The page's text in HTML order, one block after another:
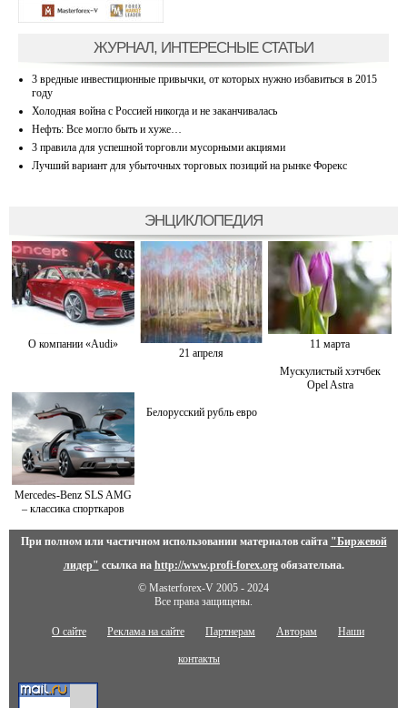
ЖУРНАЛ, ИНТЕРЕСНЫЕ СТАТЬИ
3 вредные инвестиционные привычки, от которых нужно избавиться в 2015
году
Холодная война с Россией никогда и не заканчивалась
Нефть: Все могло быть и хуже…
3 правила для успешной торговли мусорными акциями
Лучший вариант для убыточных торговых позиций на рынке Форекс
ЭНЦИКЛОПЕДИЯ
О компании «Audi»
21 апреля
11 марта
Мускулистый хэтчбек
Opel Astra
Mercedes-Benz SLS AMG
– классика спорткаров
Белорусский рубль евро
При полном или частичном использовании материалов сайта "Биржевой
лидер" ссылка на http://www.profi-forex.orgобязательна.
© Masterforex-V 2005 - 2024
Все права защищены.
О сайте Реклама на сайте Партнерам Авторам Наши
контакты